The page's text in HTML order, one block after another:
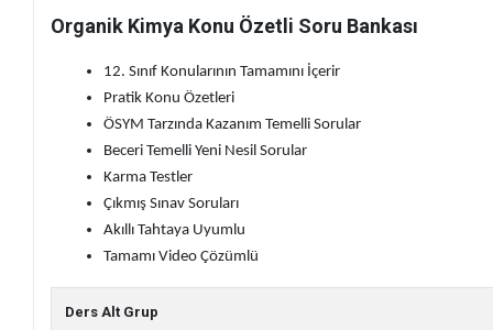
Organik Kimya Konu Özetli Soru Bankası
12. Sınıf Konularının Tamamını İçerir
Pratik Konu Özetleri
ÖSYM Tarzında Kazanım Temelli Sorular
Beceri Temelli Yeni Nesil Sorular
Karma Testler
Çıkmış Sınav Soruları
Akıllı Tahtaya Uyumlu
Tamamı Video Çözümlü
Ders Alt Grup